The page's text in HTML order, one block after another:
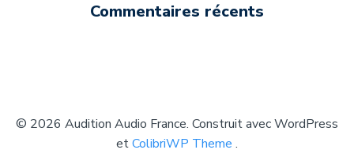
Commentaires récents
© 2026 Audition Audio France. Construit avec WordPress
etColibriWP Theme .